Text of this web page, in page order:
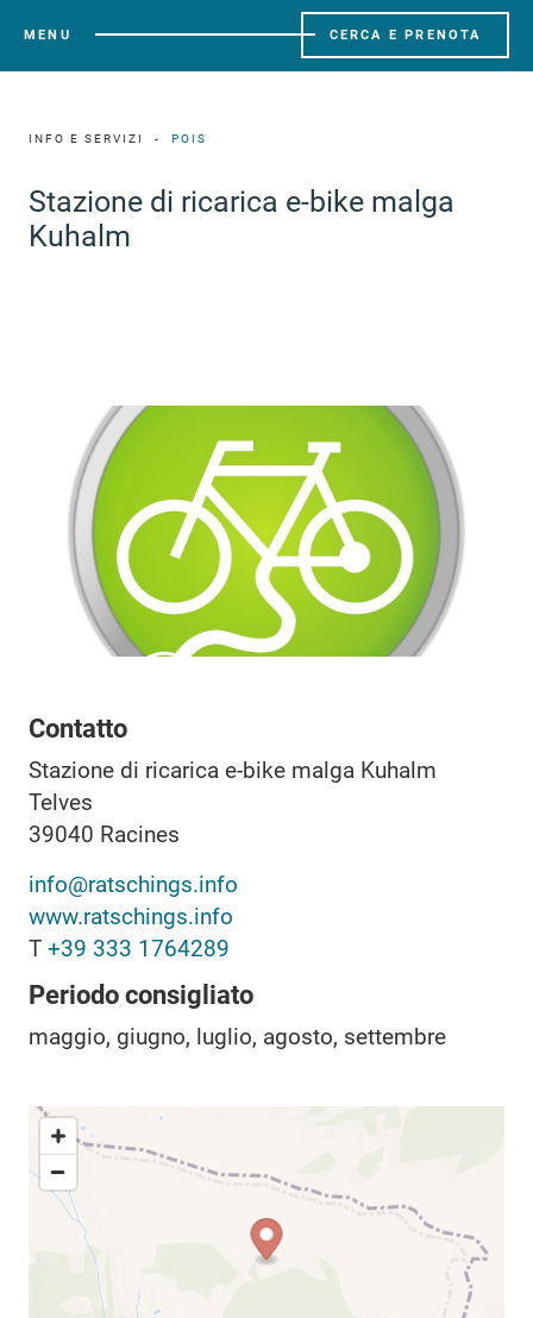
MENU CERCA E PRENOTA
INFO E SERVIZI POIS
Stazione di ricarica e-bike malga
Kuhalm
Contatto
Stazione di ricarica e-bike malga Kuhalm
Telves
39040 Racines
info@ratschings.info
www.ratschings.info
T +39 333 1764289
Periodo consigliato
maggio, giugno, luglio, agosto, settembre